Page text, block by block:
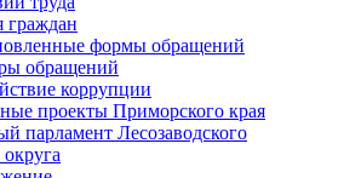
граждан
формы обращений
обращений
коррупции
проекты Приморского края
парламент Лесозаводского
округа